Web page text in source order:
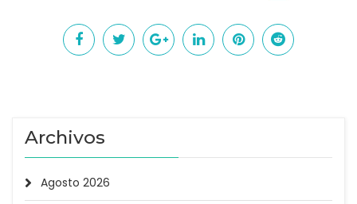
Archivos
Agosto 2026